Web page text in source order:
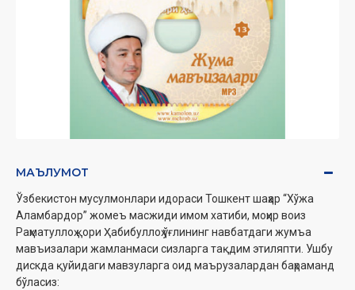
МАЪЛУМОТ
Ўзбекистон мусулмонлари идораси Тошкент шаҳар “Хўжа
Аламбардор” жомеъ масжиди имом хатиби, моҳир воиз
Раҳматуллоҳ қори Ҳабибуллоҳ ўғлининг навбатдаги жумъа
мавъизалари жамланмаси сизларга тақдим этиляпти. Ушбу
дискда қуйидаги мавзуларга оид маърузалардан баҳраманд
бўласиз: